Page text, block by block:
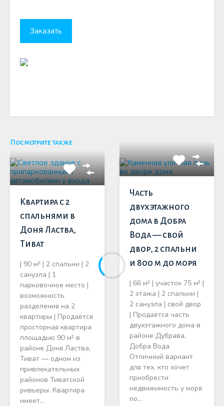
Посмотрите также
Квартира с 2
спальнями в
Доня Ластва,
Тиват
| 90 м² | 2 спальни | 2
санузла | 1
парковочное место |
возможность
разделения на 2
квартиры | Продаётся
просторная квартира
площадью 90 м² в
районе Доня Ластва,
Тиват — одном из
привлекательных
районов Тиватской
ривьеры. Квартира
имеет…
Часть
двухэтажного
дома в Добра
Вода — свой
двор, 2 спальни
и 800 м до моря
| 66 м² | участок 75 м² |
2 этажа | 2 спальни |
2 санузла | свой двор
| Продаётся часть
двухэтажного дома в
районе Дубрава,
Добра Вода.
Отличный вариант
для тех, кто хочет
приобрести
недвижимость у моря
по…